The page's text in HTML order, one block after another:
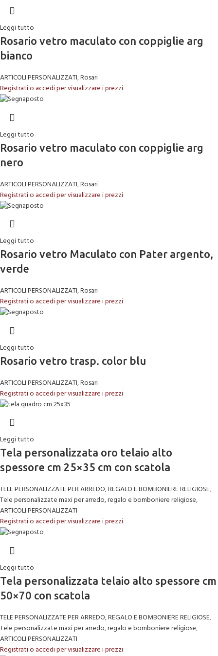
Leggi tutto
Rosario vetro maculato con coppiglie arg
bianco
ARTICOLI PERSONALIZZATI,Rosari
Registrati o accedi per visualizzare i prezzi
Leggi tutto
Rosario vetro maculato con coppiglie arg
nero
ARTICOLI PERSONALIZZATI,Rosari
Registrati o accedi per visualizzare i prezzi
Leggi tutto
Rosario vetro Maculato con Pater argento,
verde
ARTICOLI PERSONALIZZATI,Rosari
Registrati o accedi per visualizzare i prezzi
Leggi tutto
Rosario vetro trasp. color blu
ARTICOLI PERSONALIZZATI,Rosari
Registrati o accedi per visualizzare i prezzi
Leggi tutto
Tela personalizzata oro telaio alto
spessore cm 25×35 cm con scatola
TELE PERSONALIZZATE PER ARREDO, REGALO E BOMBONIERE RELIGIOSE,
Tele personalizzate maxi per arredo, regalo e bomboniere religiose,
ARTICOLI PERSONALIZZATI
Registrati o accedi per visualizzare i prezzi
Leggi tutto
Tela personalizzata telaio alto spessore cm
50×70 con scatola
TELE PERSONALIZZATE PER ARREDO, REGALO E BOMBONIERE RELIGIOSE,
Tele personalizzate maxi per arredo, regalo e bomboniere religiose,
ARTICOLI PERSONALIZZATI
Registrati o accedi per visualizzare i prezzi